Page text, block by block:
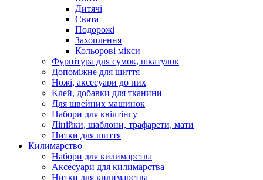
Дитячі
Свята
Подорожі
Захоплення
Кольорові мікси
Фурнітура для сумок, шкатулок
Допоміжне для шиття
Ножі, аксесуари до них
Клей, добавки для тканини
Для швейних машинок
Набори для квілтінгу
Лінійки, шаблони, трафарети, мати
Нитки для шиття
Килимарство
Набори для килимарства
Аксесуари для килимарства
Нитки для килимарства